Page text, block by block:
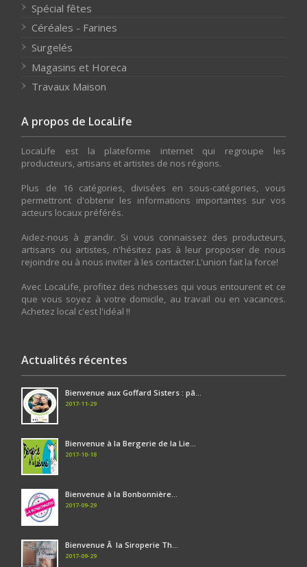
Spécial fêtes
Céréales - Farines
Surgelés
Magasins et Horeca
Travaux Maison
A propos de LocaLife
LocaLife est la plateforme internet qui regroupe les
producteurs, artisans et artistes de nos régions.
Plus de 16 catégories, divisées en sous-catégories, vous
permettront d'obtenir les informations importantes sur vos
acteurs locaux préférés.
Aidez-nous à grandir. Si vous connaissez des producteurs,
artisans ou artistes, n'hésitez pas à leur proposer de nous
rejoindre ou à nous inviter à les contacter.L'union fait la force!
Avec LocaLife, profitez des richesses qui vous entourent et ce
que vous soyez à votre domicile, au travail ou en vacances.
Achetez local c'est l'idéal !!
Actualités récentes
Bienvenue aux Goffard Sisters : pâ...
2017-11-29
Bienvenue à la Bergerie de la Lie...
2017-10-18
Bienvenue à la Bonbonnière...
2017-09-29
Bienvenue Ã la Siroperie Th...
2017-09-29